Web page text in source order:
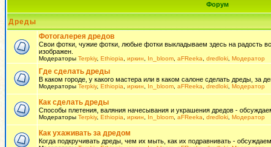
Форум
Дреды
Фотогалерея дредов
Свои фотки, чужие фотки, любые фотки выкладываем здесь на радость
изображен.
Модераторы Terpkiy, Ethiopia иркин In_bloom aFReeka dredloki Модератор
Где сделать дреды
В каком городе, у какого мастера или в каком салоне сделать дреды, за
Модераторы Terpkiy, Ethiopia иркин In_bloom aFReeka dredloki Модератор
Как сделать дреды
Способы плетения, валяния начесывания и украшения дредов -
Модераторы Terpkiy, Ethiopia иркин In_bloom aFReeka dredloki Модератор
Как ухаживать за дредом
Когда подкручивать дреды, чем их мыть, как их подравнивать - обсуждаем